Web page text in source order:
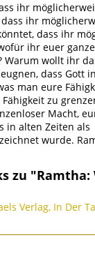
ihr
ihr
dass ihr
ihr euer
Warum wollt ihr
dass Gott
man eure
zu
Macht,
in alten Zeiten als
wurde.
zu
Verlag, In Der